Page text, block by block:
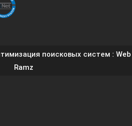
поисковых систем : Web
Ramz